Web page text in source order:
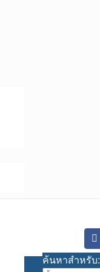
ค้นหาสำหรับ: